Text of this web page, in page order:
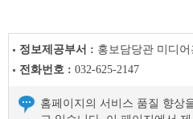
정보제공부서 : 홍보담당관 미디어
전화번호 : 032-625-2147
홈페이지의 서비스 품질 향상